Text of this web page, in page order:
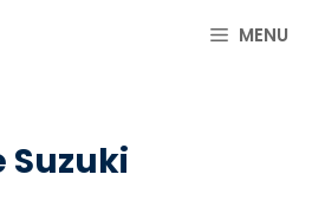
MENU
Suzuki